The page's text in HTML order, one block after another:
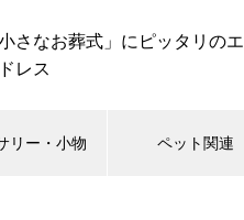
さなお葬式」にピッタリのエ
レス
リー・小物 ペット関連